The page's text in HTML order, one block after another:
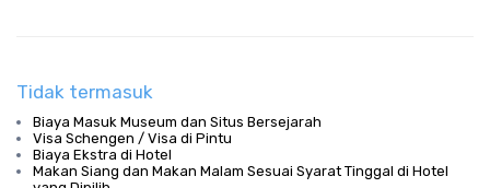
Tidak termasuk
Biaya Masuk Museum dan Situs Bersejarah
Visa Schengen / Visa di Pintu
Biaya Ekstra di Hotel
Makan Siang dan Makan Malam Sesuai Syarat Tinggal di Hotel